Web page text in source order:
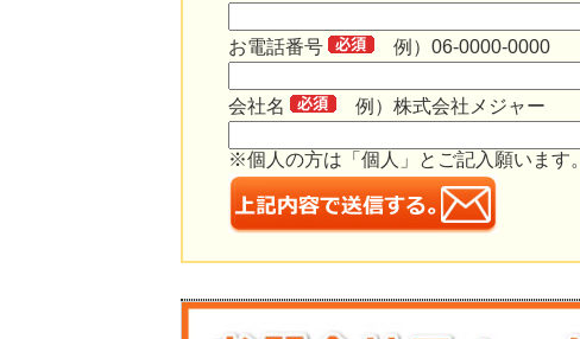
お電話番号 例）06-0000-0000
会社名 例）株式会社メジャー
※個人の方は「個人」とご記入願います。